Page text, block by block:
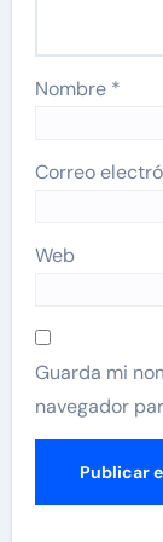
Nombre *
Correo
Web
Guarda mi
navegador